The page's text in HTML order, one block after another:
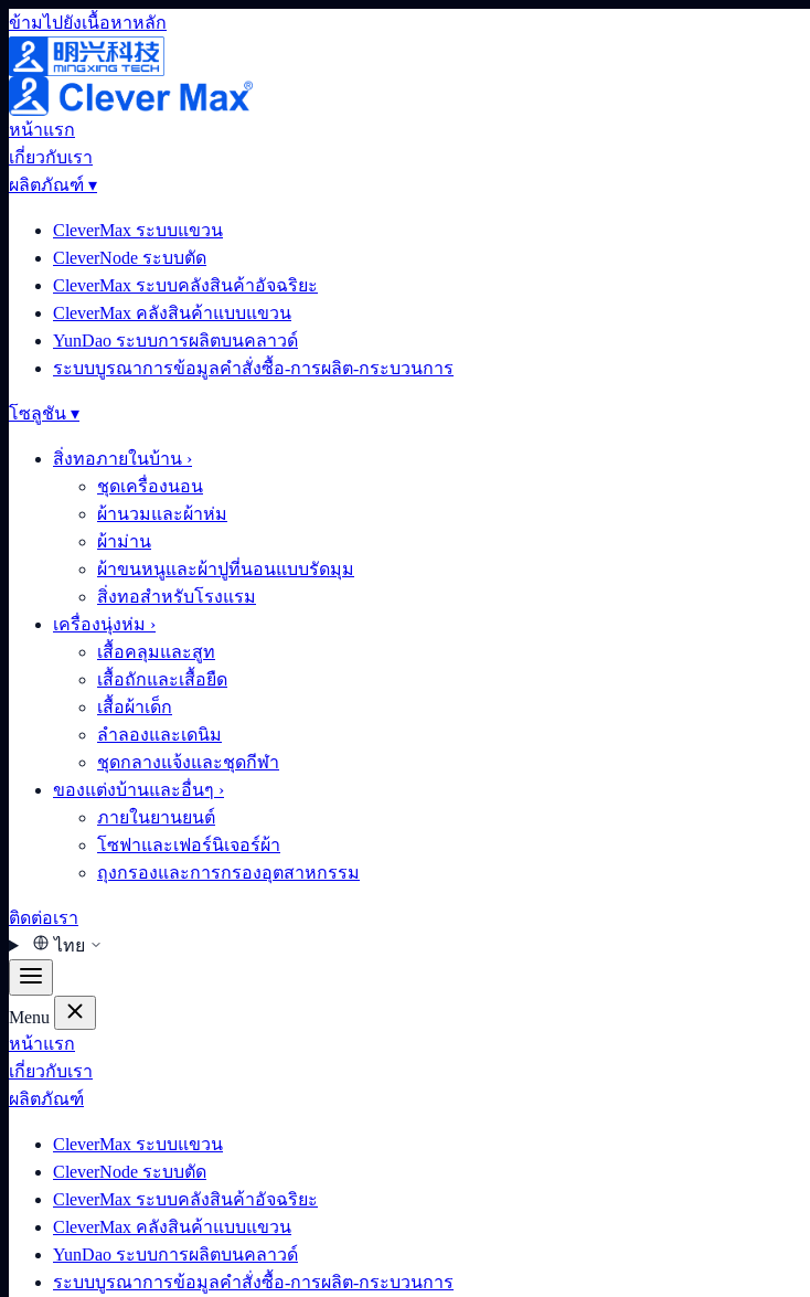
ข้ามไปยังเนื้อหาหลัก
หน้าแรก
เกี่ยวกับเรา
ผลิตภัณฑ์ ▾
CleverMax ระบบแขวน
CleverNode ระบบตัด
CleverMax ระบบคลังสินค้าอัจฉริยะ
CleverMax คลังสินค้าแบบแขวน
YunDao ระบบการผลิตบนคลาวด์
ระบบบูรณาการข้อมูลคำสั่งซื้อ-การผลิต-กระบวนการ
โซลูชัน ▾
สิ่งทอภายในบ้าน ›
ชุดเครื่องนอน
ผ้านวมและผ้าห่ม
ผ้าม่าน
ผ้าขนหนูและผ้าปูที่นอนแบบรัดมุม
สิ่งทอสำหรับโรงแรม
เครื่องนุ่งห่ม ›
เสื้อคลุมและสูท
เสื้อถักและเสื้อยืด
เสื้อผ้าเด็ก
ลำลองและเดนิม
ชุดกลางแจ้งและชุดกีฬา
ของแต่งบ้านและอื่นๆ ›
ภายในยานยนต์
โซฟาและเฟอร์นิเจอร์ผ้า
ถุงกรองและการกรองอุตสาหกรรม
ติดต่อเรา
ไทย
Menu
หน้าแรก
เกี่ยวกับเรา
ผลิตภัณฑ์
CleverMax ระบบแขวน
CleverNode ระบบตัด
CleverMax ระบบคลังสินค้าอัจฉริยะ
CleverMax คลังสินค้าแบบแขวน
YunDao ระบบการผลิตบนคลาวด์
ระบบบูรณาการข้อมูลคำสั่งซื้อ-การผลิต-กระบวนการ